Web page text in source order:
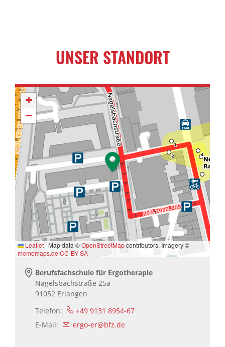
UNSER STANDORT
Berufsfachschule für Ergotherapie
Nägelsbachstraße 25a
91052 Erlangen
Telefon:
+49 9131 8954-67
E-Mail:
ergo-er@bfz.de
+
−
Leaflet | Map data ©OpenStreetMapcontributors, Imagery ©
memomaps.deCC-BY-SA